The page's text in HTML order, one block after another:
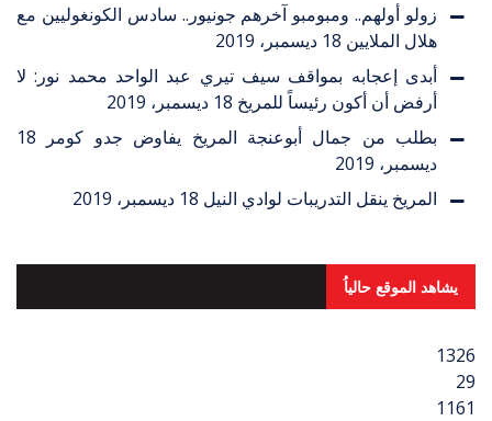
زولو أولهم.. ومبومبو آخرهم جونيور.. سادس الكونغوليين مع
هلال الملايين 18 ديسمبر، 2019
أبدى إعجابه بمواقف سيف تيري عبد الواحد محمد نور: لا
أرفض أن أكون رئيساً للمريخ 18 ديسمبر، 2019
بطلب من جمال أبوعنجة المريخ يفاوض جدو كومر
18
ديسمبر، 2019
المريخ ينقل التدريبات لوادي النيل 18 ديسمبر، 2019
يشاهد الموقع حالياُ
1326
29
1161